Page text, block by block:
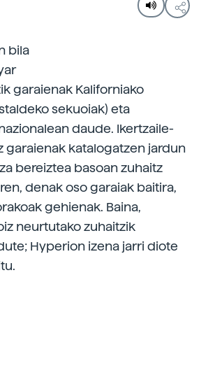
bila
garaienak Kaliforniako
sekuoiak) eta
daude. Ikertzaile-
garaienak katalogatzen jardun
bereiztea basoan zuhaitz
denak oso garaiak baitira,
gehienak. Baina,
neurtutako zuhaitzik
Hyperion izena jarri diote